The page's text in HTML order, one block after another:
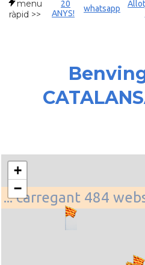
menu
ràpid >>
20
ANYS!
whatsapp
... carregant 484
+
−